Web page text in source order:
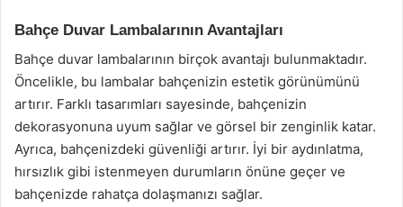
Bahçe Duvar Lambalarının Avantajları
Bahçe duvar lambalarının birçok avantajı bulunmaktadır.
Öncelikle, bu lambalar bahçenizin estetik görünümünü
artırır. Farklı tasarımları sayesinde, bahçenizin
dekorasyonuna uyum sağlar ve görsel bir zenginlik katar.
Ayrıca, bahçenizdeki güvenliği artırır. İyi bir aydınlatma,
hırsızlık gibi istenmeyen durumların önüne geçer ve
bahçenizde rahatça dolaşmanızı sağlar.